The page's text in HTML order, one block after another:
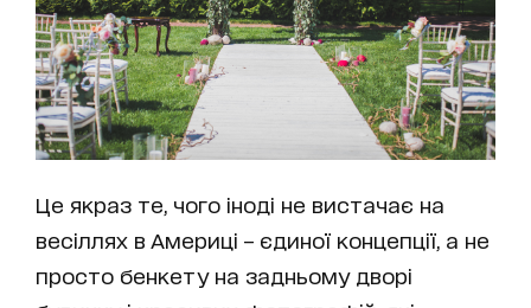
Це якраз те, чого іноді не вистачає на
весіллях в Америці – єдиної концепції, а не
просто бенкету на задньому дворі